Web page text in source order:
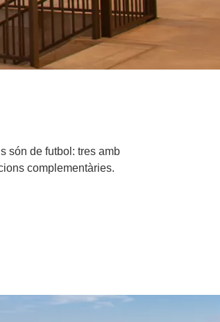
són de futbol: tres amb
complementàries.